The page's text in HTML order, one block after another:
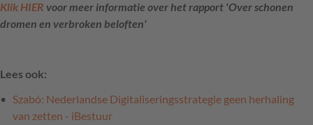
Klik HIER voor meer informatie over het rapport 'Over schonen
dromen en verbroken beloften'
Lees ook:
Szabó: Nederlandse Digitaliseringsstrategie geen herhaling
van zetten - iBestuur